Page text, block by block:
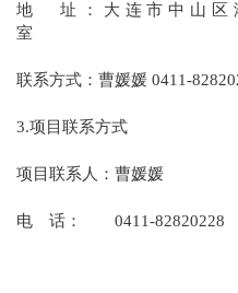
地 址：大连市中山区
室
联系方式：曹媛
3.项目联系方式
项目联系人：曹媛媛
电 话： 0411-82820228